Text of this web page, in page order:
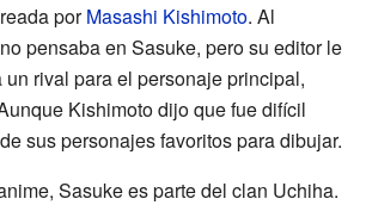
porMasashi Kishimoto. Al
pensaba en Sasuke, pero su editor le
rival para el personaje principal,
Kishimoto dijo que fue difícil
sus personajes favoritos para dibujar.
Sasuke es parte del clan Uchiha.